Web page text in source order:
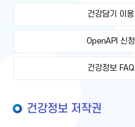
건강담기 이용
OpenAPI 신청
건강정보 FAQ
건강정보 저작권